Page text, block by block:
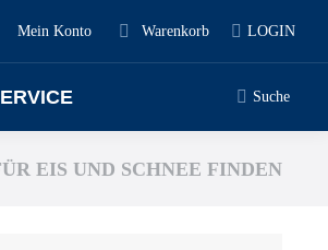
Mein Konto Warenkorb LOGIN
Suche
EIS UND SCHNEE FINDEN